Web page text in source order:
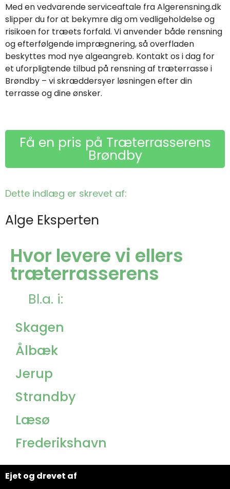
Med en vedvarende serviceaftale fra Algerensning.dk
slipper du for at bekymre dig om vedligeholdelse og
risikoen for træets forfald. Vi anvender både rensning
og efterfølgende imprægnering, så overfladen
beskyttes mod nye algeangreb. Kontakt os i dag for
et uforpligtende tilbud på rensning af træterrasse i
Brøndby – vi skræddersyer løsningen efter din
terrasse og dine ønsker.
Få en pris på Træterrasserens
Brøndby
Dette indlæg er skrevet af:
Alge Eksperten
Hvor levere vi ellers
træterrasserens
Bl.a. i:
Skagen
Ålbæk
Jerup
Strandby
Læsø
Frederikshavn
Ejet og drevet af